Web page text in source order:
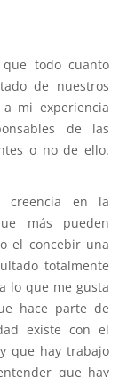
todo cuanto
de nuestros
mi experiencia
de las
o no de ello.
creencia en la
más pueden
el concebir una
totalmente
lo que me gusta
hace parte de
existe con el
que hay trabajo
que hay